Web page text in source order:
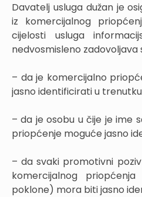
Davatelj usluga dužan je
iz komercijalnog
cijelosti usluga
nedvosmisleno zadovoljava
– da je komercijalno
jasno identificirati u
– da je osobu u čije je ime
priopćenje moguće jasno
– da svaki promotivni
komercijalnog
poklone) mora biti jasno